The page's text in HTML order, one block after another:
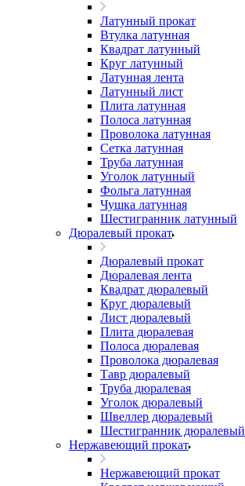
Латунный прокат
Втулка латунная
Квадрат латунный
Круг латунный
Латунная лента
Латунный лист
Плита латунная
Полоса латунная
Проволока латунная
Сетка латунная
Труба латунная
Уголок латунный
Фольга латунная
Чушка латунная
Шестигранник латунный
Дюралевый прокат
Дюралевый прокат
Дюралевая лента
Квадрат дюралевый
Круг дюралевый
Лист дюралевый
Плита дюралевая
Полоса дюралевая
Проволока дюралевая
Тавр дюралевый
Труба дюралевая
Уголок дюралевый
Швеллер дюралевый
Шестигранник дюралевый
Нержавеющий прокат
Нержавеющий прокат